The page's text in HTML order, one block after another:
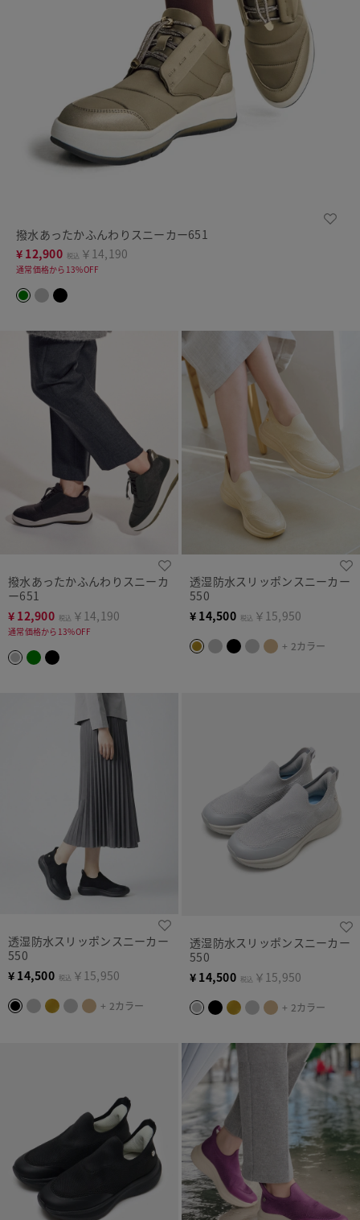
撥水あったかふんわりスニーカー651
¥ 12,900 税込 ￥14,190
通常価格から13%OFF
撥水あったかふんわりスニーカ
ー651
¥ 12,900 税込 ￥14,190
通常価格から13%OFF
透湿防水スリッポンスニーカー
550
¥ 14,500 税込 ￥15,950
+ 2カラー
透湿防水スリッポンスニーカー
550
¥ 14,500 税込 ￥15,950
+ 2カラー
透湿防水スリッポンスニーカー
550
¥ 14,500 税込 ￥15,950
+ 2カラー